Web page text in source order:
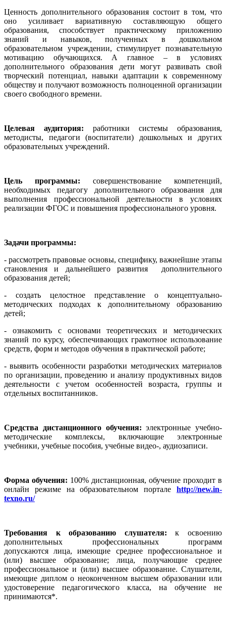
Ценность дополнительного образования состоит в том, что
оно усиливает вариативную составляющую общего
образования, способствует практическому приложению
знаний и навыков, полученных в дошкольном
образовательном учреждении, стимулирует познавательную
мотивацию обучающихся. А главное – в условиях
дополнительного образования дети могут развивать свой
творческий потенциал, навыки адаптации к современному
обществу и получают возможность полноценной организации
своего свободного времени.
Целевая аудитория: работники системы образования,
методисты, педагоги (воспитатели) дошкольных и других
образовательных учреждений.
Цель программы: совершенствование компетенций,
необходимых педагогу дополнительного образования для
выполнения профессиональной деятельности в условиях
реализации ФГОС и повышения профессионального уровня.
Задачи программы:
- рассмотреть правовые основы, специфику, важнейшие этапы
становления и дальнейшего развития дополнительного
образования детей;
- создать целостное представление о концептуально-
методических подходах к дополнительному образованию
детей;
- ознакомить с основами теоретических и методических
знаний по курсу, обеспечивающих грамотное использование
средств, форм и методов обучения в практической работе;
- выявить особенности разработки методических материалов
по организации, проведению и анализу продуктивных видов
деятельности с учетом особенностей возраста, группы и
отдельных воспитанников.
Средства дистанционного обучения:электронные учебно-
методические комплексы, включающие электронные
учебники, учебные пособия, учебные видео-, аудиозаписи.
Форма обучения: 100% дистанционная, обучение проходит в
онлайн режиме на образовательном портале http://new.in-
texno.ru/
Требования к образованию слушателя:к освоению
дополнительных профессиональных программ
допускаются
лица, имеющие среднее профессиональное и
(или) высшее образование; лица, получающие среднее
профессиональное и (или) высшее образование. Слушатели,
имеющие диплом о неоконченном высшем образовании или
удостоверение педагогического класса, на обучение не
принимаются*.